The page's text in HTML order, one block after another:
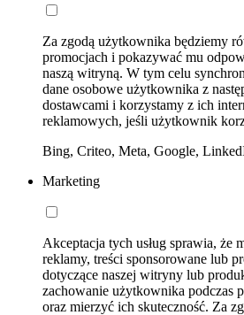
Za zgodą użytkownika będziemy
promocjach i pokazywać mu
naszą witryną. W tym celu
dane osobowe użytkownika z
dostawcami i korzystamy z ich
reklamowych, jeśli użytkownik
Bing, Criteo, Meta, Google,
Marketing
Akceptacja tych usług sprawia, że
reklamy, treści sponsorowane lub
dotyczące naszej witryny lub
zachowanie użytkownika podczas
oraz mierzyć ich skuteczność. Za